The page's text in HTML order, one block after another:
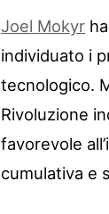
Joel Mokyr
individuato i
tecnologico.
Rivoluzione
favorevole
cumulativa e